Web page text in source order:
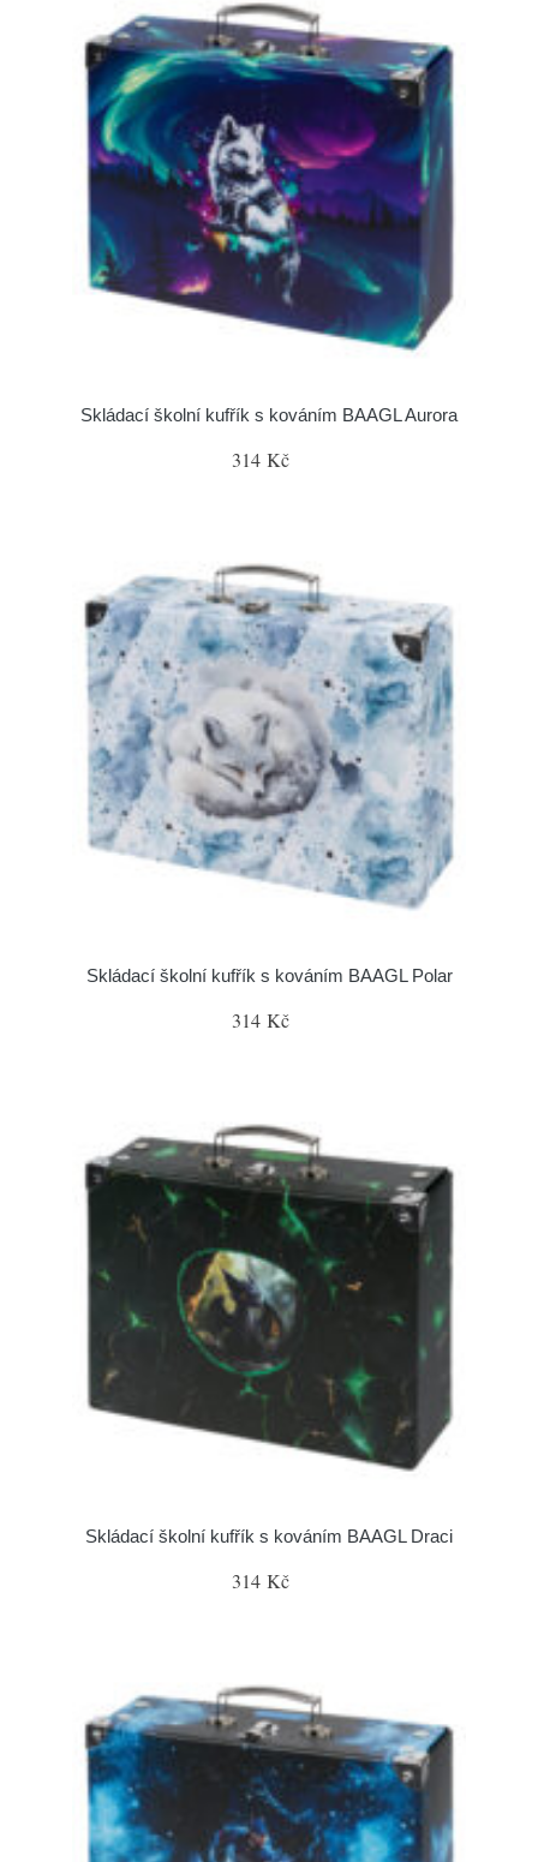
Skládací školní kufřík s kováním BAAGL Aurora
314 Kč
Skládací školní kufřík s kováním BAAGL Polar
314 Kč
Skládací školní kufřík s kováním BAAGL Draci
314 Kč